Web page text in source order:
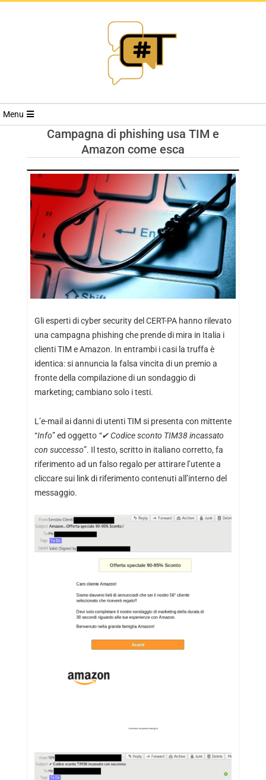
RIVISTA
TRENDS
Menu
Campagna di phishing usa TIM e
Amazon come esca
Gli esperti di cyber security del CERT-PA hanno rilevato
una campagna phishing che prende di mira in Italia i
clienti TIM e Amazon. In entrambi i casi la truffa è
identica: si annuncia la falsa vincita di un premio a
fronte della compilazione di un sondaggio di
marketing; cambiano solo i testi.
L’e-mail ai danni di utenti TIM si presenta con mittente
“Info” ed oggetto “✔ Codice sconto TIM38 incassato
con successo”. Il testo, scritto in italiano corretto, fa
riferimento ad un falso regalo per attirare l’utente a
cliccare sui link di riferimento contenuti all’interno del
messaggio.